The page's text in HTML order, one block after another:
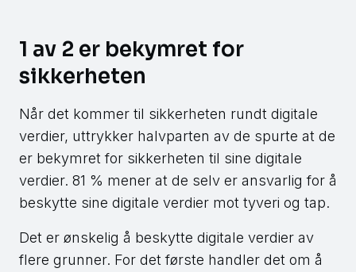
1 av 2 er bekymret for
sikkerheten
Når det kommer til sikkerheten rundt digitale
verdier, uttrykker halvparten av de spurte at de
er bekymret for sikkerheten til sine digitale
verdier. 81 % mener at de selv er ansvarlig for å
beskytte sine digitale verdier mot tyveri og tap.
Det er ønskelig å beskytte digitale verdier av
flere grunner. For det første handler det om å